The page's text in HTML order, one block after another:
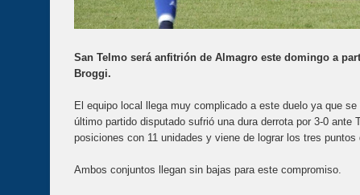
San Telmo será anfitrión de Almagro este domingo a
Broggi.
El equipo local llega muy complicado a este duelo ya que
último partido disputado sufrió una dura derrota por 3-0
posiciones con 11 unidades y viene de lograr los tres
Ambos conjuntos llegan sin bajas para este compromiso.